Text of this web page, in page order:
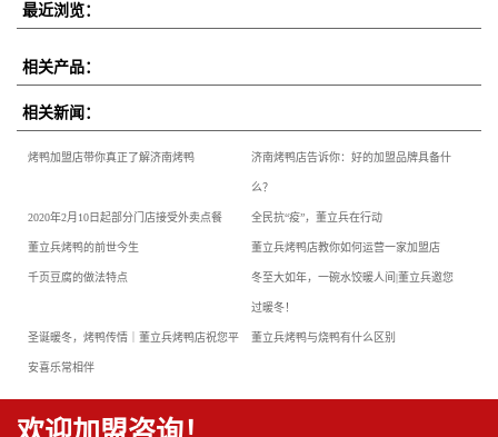
最近浏览：
相关产品：
相关新闻：
烤鸭加盟店带你真正了解济南烤鸭 济南烤鸭店告诉你：好的加盟品牌具备什
么？
2020年2月10日起部分门店接受外卖点餐 全民抗“疫”，董立兵在行动
董立兵烤鸭的前世今生 董立兵烤鸭店教你如何运营一家加盟店
千页豆腐的做法特点 冬至大如年，一碗水饺暖人间|董立兵邀您
过暖冬！
圣诞暖冬，烤鸭传情｜董立兵烤鸭店祝您平
安喜乐常相伴
董立兵烤鸭与烧鸭有什么区别